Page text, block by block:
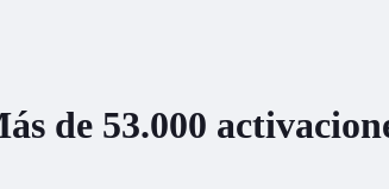
de 53.000